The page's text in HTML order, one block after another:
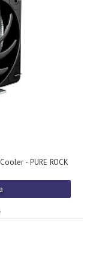
- PURE ROCK